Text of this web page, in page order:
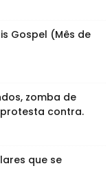
Gospel (Mês de
zomba de
protesta contra.
que se